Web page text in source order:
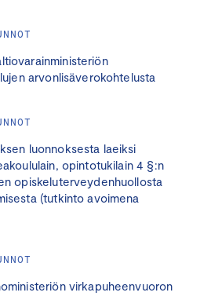
arvonlisäverokohtelusta
luonnoksesta laeiksi
opintotukilain 4 §:n
opiskeluterveydenhuollosta
(tutkinto avoimena
virkapuheenvuoron